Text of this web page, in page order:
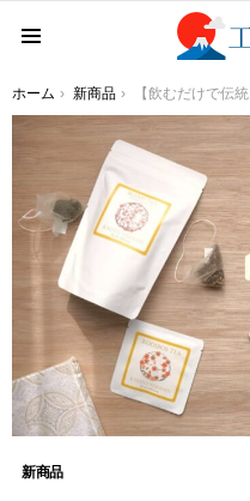
You are here:
ホーム 新商品 【飲むだけで伝統工芸の支援になる】西陣織の本図案をパッケージにあしらったウェルネスティーが販売開始
新商品